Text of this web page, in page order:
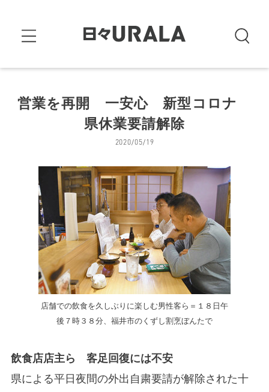
営業を再開 一安心 新型コロナ
県休業要請解除
2020/05/19
店舗での飲食を久しぶりに楽しむ男性客ら＝１８日午
後７時３８分、福井市のくずし割烹ぼんたで
飲食店店主ら 客足回復には不安
県による平日夜間の外出自粛要請が解除された十